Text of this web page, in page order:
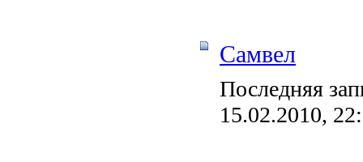
Самвел
Последняя
15.02.2010,